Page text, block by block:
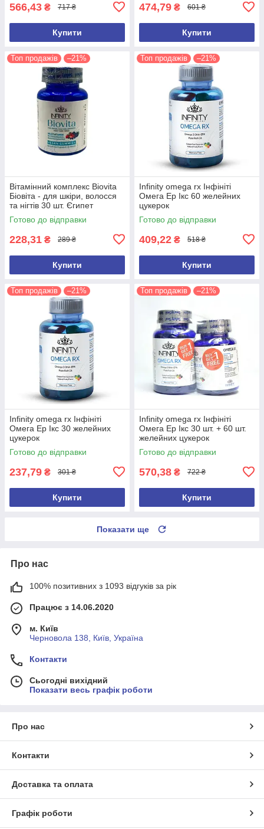
566,43 ₴ 717 ₴
Купити
474,79 ₴ 601 ₴
Купити
Топ продажів –21%
Вітамінний комплекс Biovita
Біовіта - для шкіри, волосся
та нігтів 30 шт. Єгипет
Оригінал
Готово до відправки
228,31 ₴ 289 ₴
Купити
Топ продажів –21%
Infinity omega rx Інфініті
Омега Ер Ікс 60 желейних
цукерок
Готово до відправки
409,22 ₴ 518 ₴
Купити
Топ продажів –21%
Infinity omega rx Інфініті
Омега Ер Ікс 30 желейних
цукерок
Готово до відправки
237,79 ₴ 301 ₴
Купити
Топ продажів –21%
Infinity omega rx Інфініті
Омега Ер Ікс 30 шт. + 60 шт.
желейних цукерок
Готово до відправки
570,38 ₴ 722 ₴
Купити
Показати ще
Про нас
100% позитивних з 1093 відгуків за рік
Працює з 14.06.2020
м. Київ
Черновола 138, Київ, Україна
Контакти
Сьогодні вихідний
Показати весь графік роботи
Про нас
Контакти
Доставка та оплата
Графік роботи